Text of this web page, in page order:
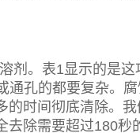
剂。表1显示的是
通孔的都要复杂。
的时间彻底清除。
除需要超过180秒